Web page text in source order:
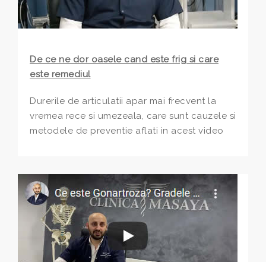
De ce ne dor oasele cand este frig si care
este remediul
Durerile de articulatii apar mai frecvent la
vremea rece si umezeala, care sunt cauzele si
metodele de preventie aflati in acest video